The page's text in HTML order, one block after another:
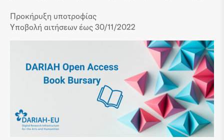
Προκήρυξη υποτροφίας
Υποβολή αιτήσεων έως 30/11/2022